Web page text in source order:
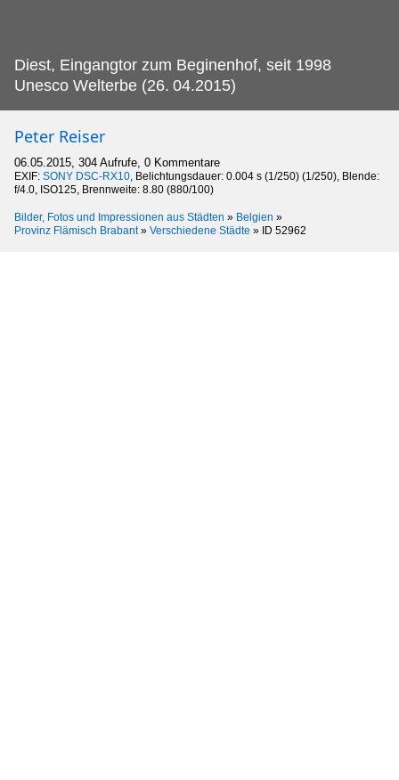
Diest, Eingangtor zum Beginenhof, seit 1998
Unesco Welterbe (26. 04.2015)
Peter Reiser
06.05.2015, 304 Aufrufe, 0 Kommentare
EXIF: SONY DSC-RX10, Belichtungsdauer: 0.004 s (1/250) (1/250), Blende:
f/4.0, ISO125, Brennweite: 8.80 (880/100)
Bilder, Fotos und Impressionen aus Städten » Belgien »
Provinz Flämisch Brabant» Verschiedene Städte » ID 52962